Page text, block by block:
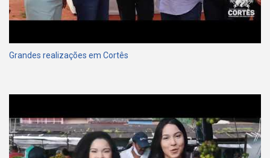
Grandes realizações em Cortês